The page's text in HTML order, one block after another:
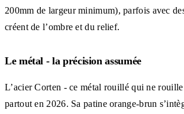
200mm de largeur minimum), parfois avec
créent de l’ombre et du relief.
Le métal - la précision assumée
L’acier Corten - ce métal rouillé qui ne
partout en 2026. Sa patine orange-brun